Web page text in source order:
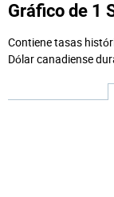
Gráfico de 1
Contiene tasas
Dólar canadiense